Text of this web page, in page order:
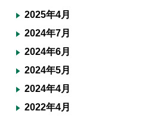
2025年4月
2024年7月
2024年6月
2024年5月
2024年4月
2022年4月